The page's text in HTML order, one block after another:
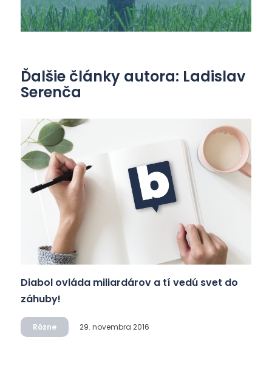
Ďalšie články autora: Ladislav
Serenča
Diabol ovláda miliardárov a tí vedú svet do
záhuby!
Rôzne 29. novembra 2016